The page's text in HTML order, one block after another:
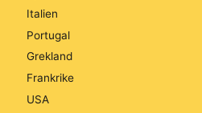
Italien
Portugal
Grekland
Frankrike
USA